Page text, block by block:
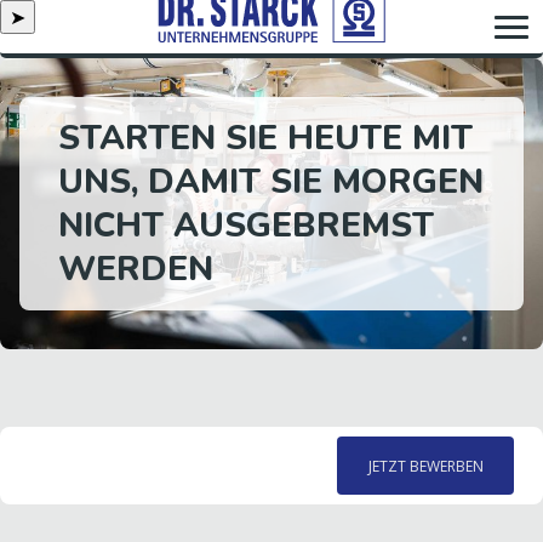
➤
STARTEN SIE HEUTE MIT
UNS, DAMIT SIE MORGEN
NICHT AUSGEBREMST
WERDEN
JETZT BEWERBEN